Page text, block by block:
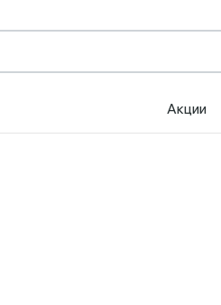
Акции